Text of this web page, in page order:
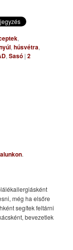
,
,húsvétra,
,Sasó |2
.
még ha elsőre
segítek feltárni
bevezetlek